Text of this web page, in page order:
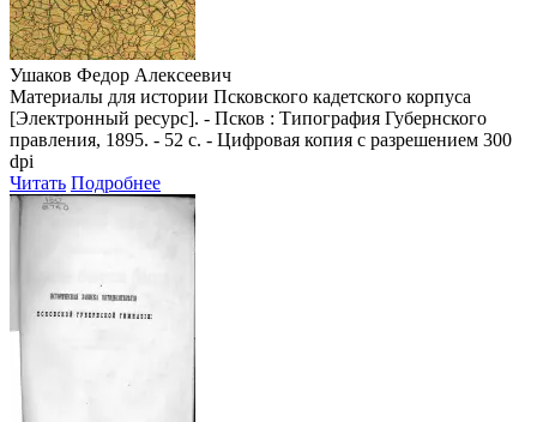
Ушаков Федор Алексеевич
Материалы для истории Псковского кадетского корпуса
[Электронный ресурс]. - Псков : Типография Губернского
правления, 1895. - 52 с. - Цифровая копия с разрешением 300
dpi
Читать Подробнее